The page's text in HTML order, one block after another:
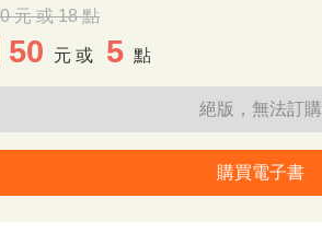
元 或 18 點
50 元 或 5 點
絕版，無法訂購
購買電子書